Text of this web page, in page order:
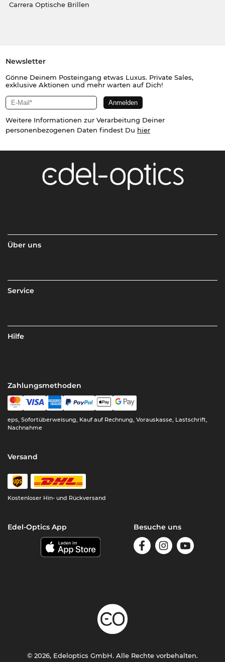
Carrera Optische Brillen
Newsletter
Gönne Deinem Posteingang etwas Luxus. Private Sales,
exklusive Aktionen und mehr warten auf Dich!
Weitere Informationen zur Verarbeitung Deiner
personenbezogenen Daten findest Du hier
Über uns
Service
Hilfe
Zahlungsmethoden
eps, Sofortüberweisung, Kauf auf Rechnung, Vorauskasse, Lastschrift,
Nachnahme
Versand
Kostenloser Hin- und Rückversand
Edel-Optics App Besuche uns
© 2026, Edeloptics GmbH. Alle Rechte vorbehalten.